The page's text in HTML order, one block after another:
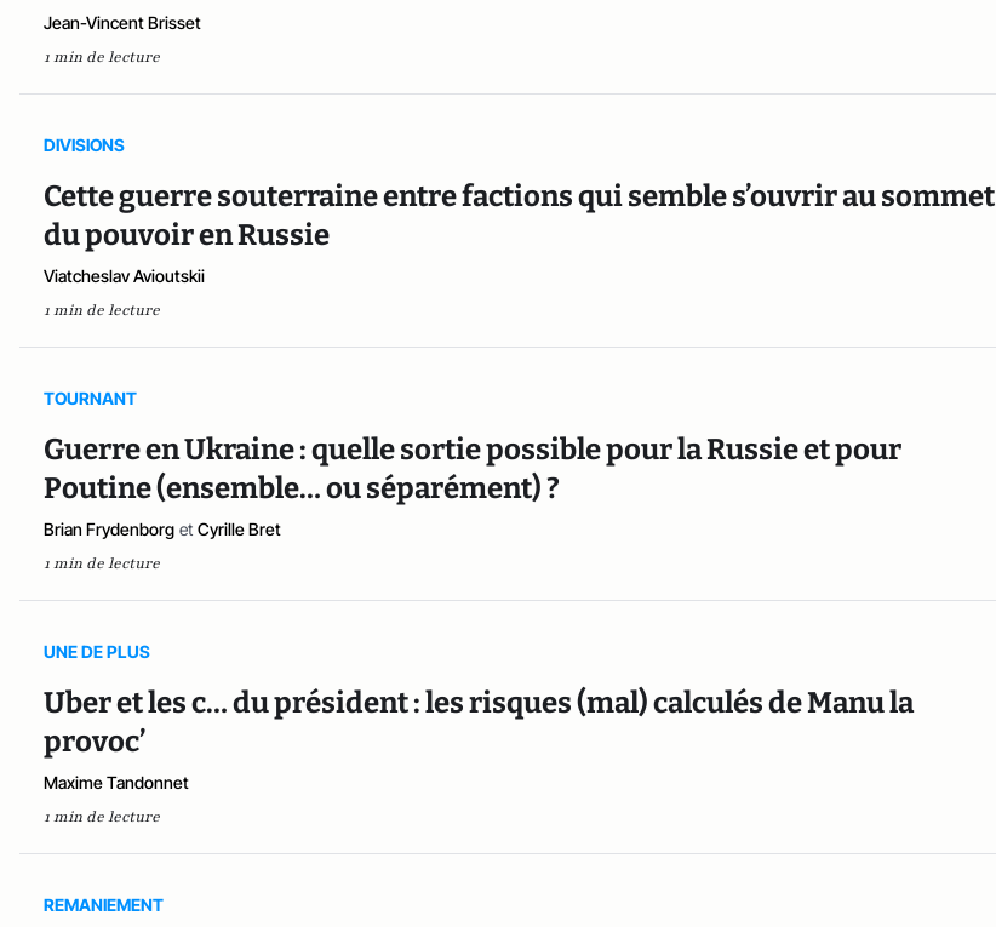
Jean-Vincent Brisset
1 min de lecture
DIVISIONS
Cette guerre souterraine entre factions qui semble s’ouvrir au sommet
du pouvoir en Russie
Viatcheslav Avioutskii
1 min de lecture
TOURNANT
Guerre en Ukraine : quelle sortie possible pour la Russie et pour
Poutine (ensemble… ou séparément) ?
Brian Frydenborg et Cyrille Bret
1 min de lecture
UNE DE PLUS
Uber et les c… du président : les risques (mal) calculés de Manu la
provoc’
Maxime Tandonnet
1 min de lecture
REMANIEMENT